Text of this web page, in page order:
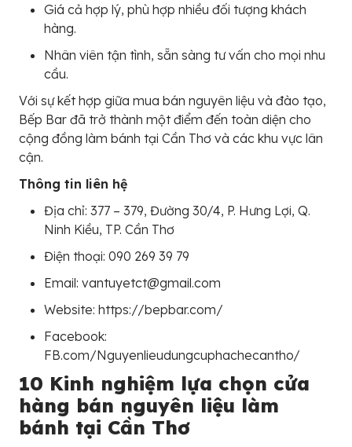
Giá cả hợp lý, phù hợp nhiều đối tượng khách
hàng.
Nhân viên tận tình, sẵn sàng tư vấn cho mọi nhu
cầu.
Với sự kết hợp giữa mua bán nguyên liệu và đào tạo,
Bếp Bar đã trở thành một điểm đến toàn diện cho
cộng đồng làm bánh tại Cần Thơ và các khu vực lân
cận.
Thông tin liên hệ
Địa chỉ: 377 – 379, Đường 30/4, P. Hưng Lợi, Q.
Ninh Kiều, TP. Cần Thơ
Điện thoại: 090 269 39 79
Email: vantuyetct@gmail.com
Website: https://bepbar.com/
Facebook:
FB.com/Nguyenlieudungcuphachecantho/
10 Kinh nghiệm lựa chọn cửa
hàng bán nguyên liệu làm
bánh tại Cần Thơ